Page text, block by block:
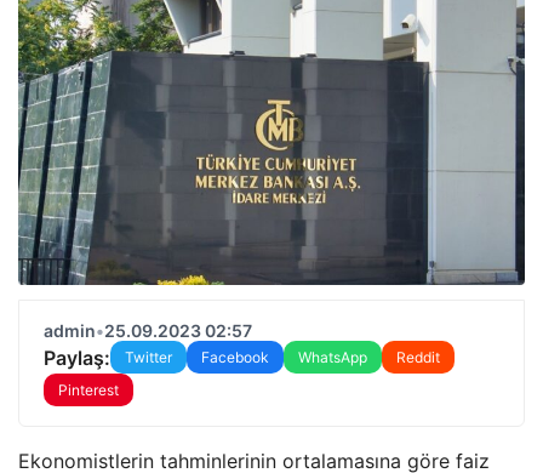
admin•25.09.2023 02:57
Paylaş: Twitter Facebook WhatsApp
Reddit
Pinterest
Ekonomistlerin tahminlerinin ortalamasına göre faiz